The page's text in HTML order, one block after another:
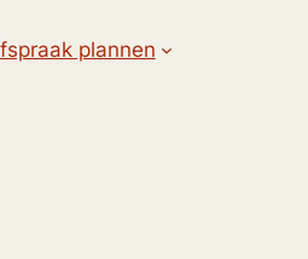
plannen